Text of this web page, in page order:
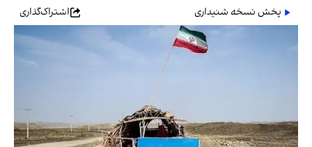
پخش نسخه شنیداری
اشتراک‌گذاری